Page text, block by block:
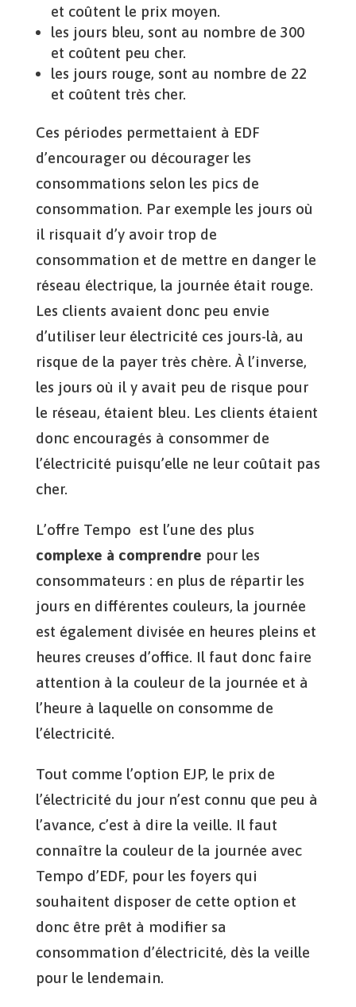
et coûtent le prix moyen.
les jours bleu, sont au nombre de 300
et coûtent peu cher.
les jours rouge, sont au nombre de 22
et coûtent très cher.
Ces périodes permettaient à EDF
d’encourager ou décourager les
consommations selon les pics de
consommation. Par exemple les jours où
il risquait d’y avoir trop de
consommation et de mettre en danger le
réseau électrique, la journée était rouge.
Les clients avaient donc peu envie
d’utiliser leur électricité ces jours-là, au
risque de la payer très chère. À l’inverse,
les jours où il y avait peu de risque pour
le réseau, étaient bleu. Les clients étaient
donc encouragés à consommer de
l’électricité puisqu’elle ne leur coûtait pas
cher.
L’offre Tempo est l’une des plus
complexe à comprendre pour les
consommateurs : en plus de répartir les
jours en différentes couleurs, la journée
est également divisée en heures pleins et
heures creuses d’office. Il faut donc faire
attention à la couleur de la journée et à
l’heure à laquelle on consomme de
l’électricité.
Tout comme l’option EJP, le prix de
l’électricité du jour n’est connu que peu à
l’avance, c’est à dire la veille. Il faut
connaître la couleur de la journée avec
Tempo d’EDF, pour les foyers qui
souhaitent disposer de cette option et
donc être prêt à modifier sa
consommation d’électricité, dès la veille
pour le lendemain.